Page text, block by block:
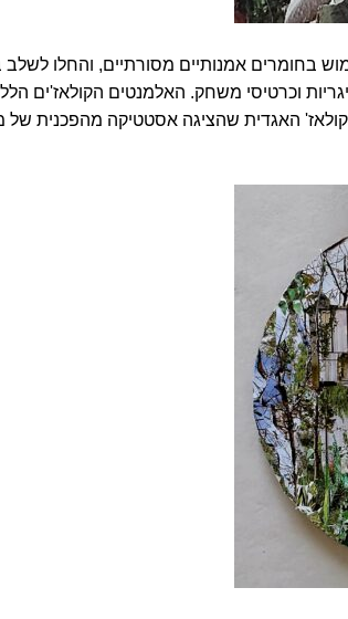
בחומרים אמנותיים מסורתיים, והחלו לשלב
וכרטיסי משחק. האלמנטים הקולאז'ים
האגדית שהציגה אסטטיקה מהפכנית